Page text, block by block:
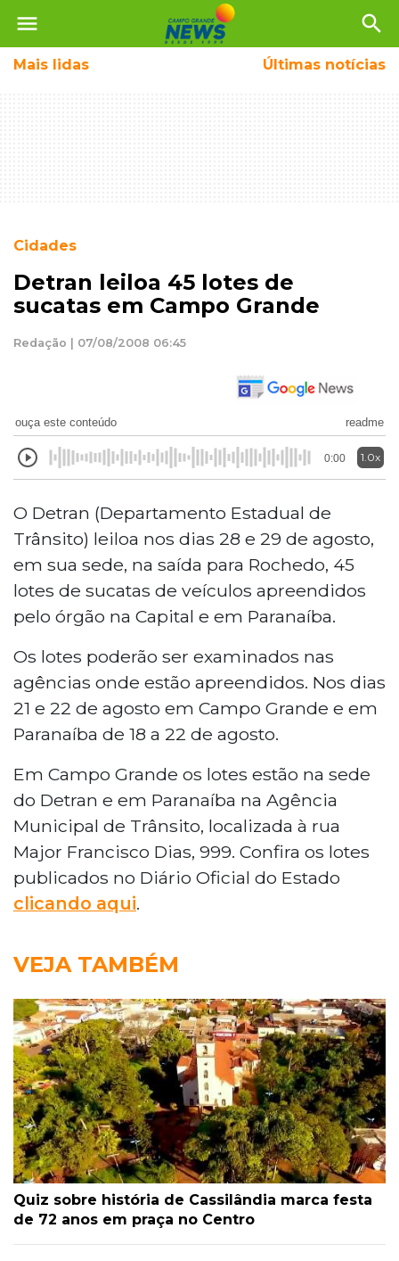
menu search
Mais lidas Últimas notícias
Cidades
Detran leiloa 45 lotes de
sucatas em Campo Grande
Redação | 07/08/2008 06:45
ouça este conteúdo readme
0:00 1.0x
O Detran (Departamento Estadual de
Trânsito) leiloa nos dias 28 e 29 de agosto,
em sua sede, na saída para Rochedo, 45
lotes de sucatas de veículos apreendidos
pelo órgão na Capital e em Paranaíba.
Os lotes poderão ser examinados nas
agências onde estão apreendidos. Nos dias
21 e 22 de agosto em Campo Grande e em
Paranaíba de 18 a 22 de agosto.
Em Campo Grande os lotes estão na sede
do Detran e em Paranaíba na Agência
Municipal de Trânsito, localizada à rua
Major Francisco Dias, 999. Confira os lotes
publicados no Diário Oficial do Estado
clicando aqui.
VEJA TAMBÉM
Quiz sobre história de Cassilândia marca festa
de 72 anos em praça no Centro